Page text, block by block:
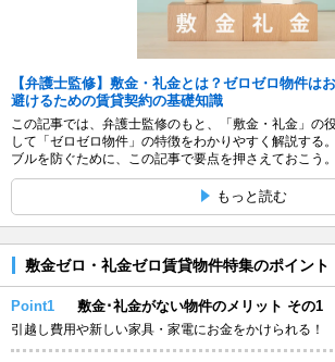
【弁護士監修】敷金・礼金とは？ゼロゼロ物件は
避けるための賃貸契約の基礎知識
この記事では、弁護士監修のもと、「敷金・礼金」の
して「ゼロゼロ物件」の特徴をわかりやすく解説する
ブルを防ぐために、この記事で要点を押さえておこう。
もっと読む
敷金ゼロ・礼金ゼロ賃貸物件特集のポイント
Point1 敷金･礼金がない物件のメリット その1
引越し費用や新しい家具・家電にお金をかけられる！